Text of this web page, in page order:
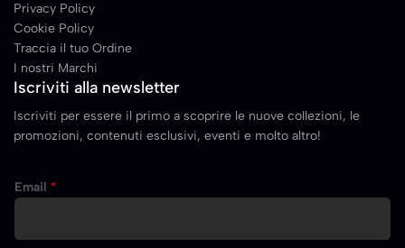
Privacy Policy
Cookie Policy
Traccia il tuo Ordine
I nostri Marchi
Iscriviti alla newsletter
Iscriviti per essere il primo a scoprire le nuove collezioni, le
promozioni, contenuti esclusivi, eventi e molto altro!
m
i
Email *